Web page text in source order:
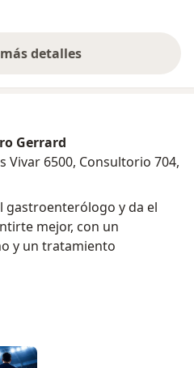
detalles
sobre la experiencia
Gerrard
Vivar 6500, Consultorio 704,
gastroenterólogo y da el
mejor, con un
y un tratamiento